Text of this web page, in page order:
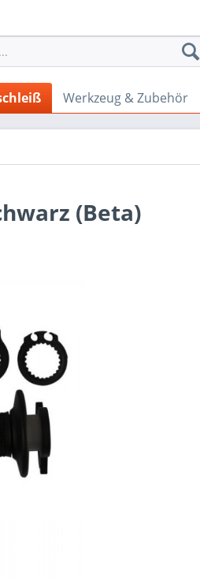
Werkzeug & Zubehör
(Beta)